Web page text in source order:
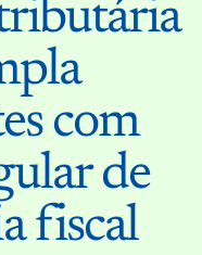
com
de
fiscal